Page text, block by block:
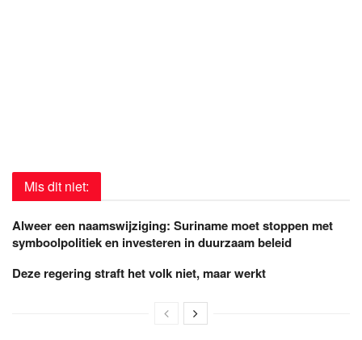
Mis dit niet:
Alweer een naamswijziging: Suriname moet stoppen met
symboolpolitiek en investeren in duurzaam beleid
Deze regering straft het volk niet, maar werkt